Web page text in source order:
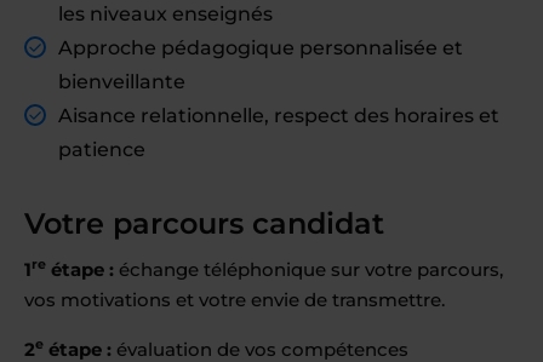
les niveaux enseignés
Approche pédagogique personnalisée et
bienveillante
Aisance relationnelle, respect des horaires et
patience
Votre parcours candidat
1re étape : échange téléphonique sur votre parcours,
vos motivations et votre envie de transmettre.
2e étape : évaluation de vos compétences